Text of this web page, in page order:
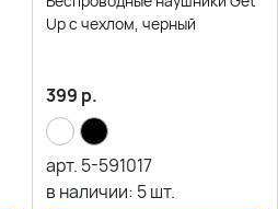
Up с чехлом, черный
399 р.
арт. 5-591017
в наличии: 5шт.